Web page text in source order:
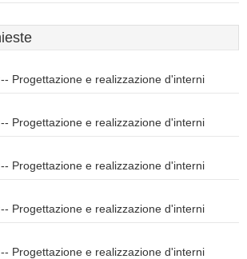
Progettazione e realizzazione d'interni
Progettazione e realizzazione d'interni
Progettazione e realizzazione d'interni
Progettazione e realizzazione d'interni
Progettazione e realizzazione d'interni